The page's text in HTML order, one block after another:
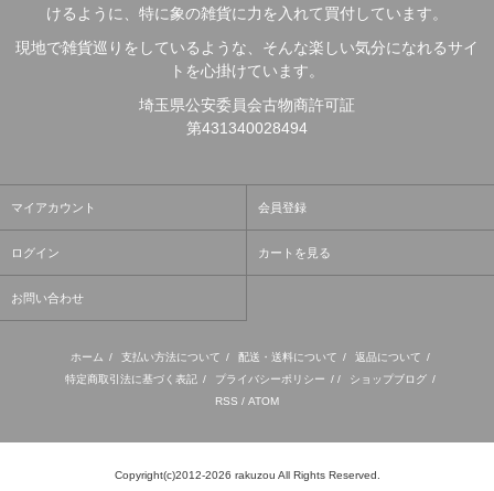
けるように、特に象の雑貨に力を入れて買付しています。
現地で雑貨巡りをしているような、そんな楽しい気分になれるサイ
トを心掛けています。
埼玉県公安委員会古物商許可証
第431340028494
マイアカウント 会員登録
ログイン カートを見る
お問い合わせ
ホーム / 支払い方法について / 配送・送料について / 返品について /
特定商取引法に基づく表記 / プライバシーポリシー / / ショップブログ /
RSS / ATOM
Copyright(c)2012-2026 rakuzou All Rights Reserved.